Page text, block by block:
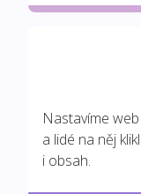
Nastavíme
a lidé na něj
i obsah.